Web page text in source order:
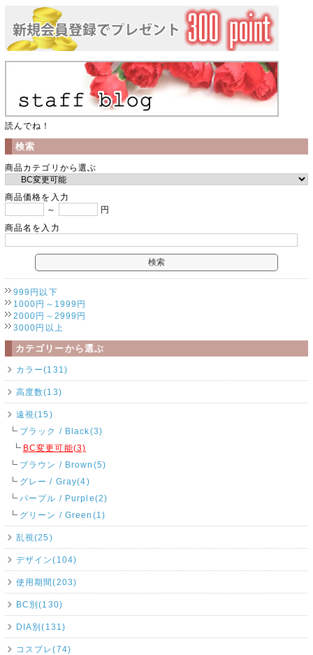
読んでね！
検索
商品カテゴリから選ぶ
商品価格を入力
～
円
商品名を入力
999円以下
1000円～1999円
2000円～2999円
3000円以上
カテゴリーから選ぶ
カラー(131)
高度数(13)
遠視(15)
ブラック / Black(3)
BC変更可能(3)
ブラウン / Brown(5)
グレー / Gray(4)
パープル / Purple(2)
グリーン / Green(1)
乱視(25)
デザイン(104)
使用期間(203)
BC別(130)
DIA別(131)
コスプレ(74)